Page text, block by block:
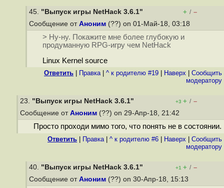
45. "Выпуск игры NetHack 3.6.1" + / –
Сообщение от Аноним (??) on 01-Май-18, 03:18
> Ну-ну. Покажите мне более глубокую и
продуманную RPG-игру чем NetHack
Linux Kernel source
Ответить Правка| ^ к родителю #19 Наверх
Cообщить
модератору
23. "Выпуск игры NetHack 3.6.1" +3 + / –
Сообщение от Аноним (??) on 29-Апр-18, 21:42
Просто проходи мимо того, что понять не в состоянии.
Ответить Правка| ^ к родителю #6 Наверх
Cообщить
модератору
40. "Выпуск игры NetHack 3.6.1" +1 + / –
Сообщение от Аноним (??) on 30-Апр-18, 15:13